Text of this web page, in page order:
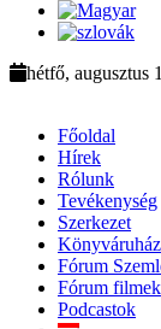
hétfő, augusztus
Főoldal
Hírek
Rólunk
Tevékenység
Szerkezet
Könyváruház
Fórum
Fórum filmek
Podcastok